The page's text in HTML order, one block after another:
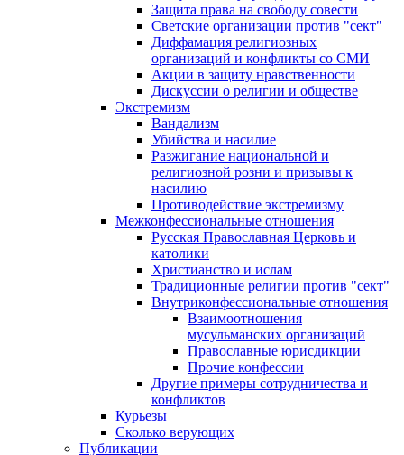
Защита права на свободу совести
Светские организации против "сект"
Диффамация религиозных
организаций и конфликты со СМИ
Акции в защиту нравственности
Дискуссии о религии и обществе
Экстремизм
Вандализм
Убийства и насилие
Разжигание национальной и
религиозной розни и призывы к
насилию
Противодействие экстремизму
Межконфессиональные отношения
Русская Православная Церковь и
католики
Христианство и ислам
Традиционные религии против "сект"
Внутриконфессиональные отношения
Взаимоотношения
мусульманских организаций
Православные юрисдикции
Прочие конфессии
Другие примеры сотрудничества и
конфликтов
Курьезы
Сколько верующих
Публикации